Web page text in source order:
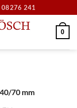
08276 241
0
40/70 mm